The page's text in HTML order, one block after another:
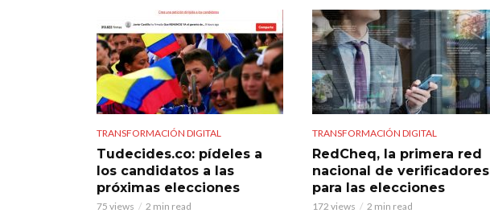
TRANSFORMACIÓN DIGITAL
Tudecides.co: pídeles a
los candidatos a las
próximas elecciones
75 views 2 min read
TRANSFORMACIÓN DIGITAL
RedCheq, la primera red
nacional de verificadores
para las elecciones
172 views 2 min read